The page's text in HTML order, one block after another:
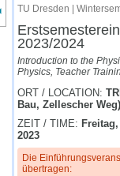
des Kursmenüs
TU Dresden |
2023/2024
Introduction to the
Physics, Teacher
ORT / LOCATION:
Bau, Zellescher Weg)
ZEIT / TIME:
2023
Die
übertragen: